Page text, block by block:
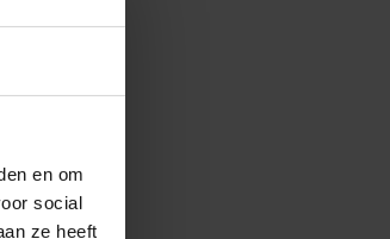
en om
social
ze heeft